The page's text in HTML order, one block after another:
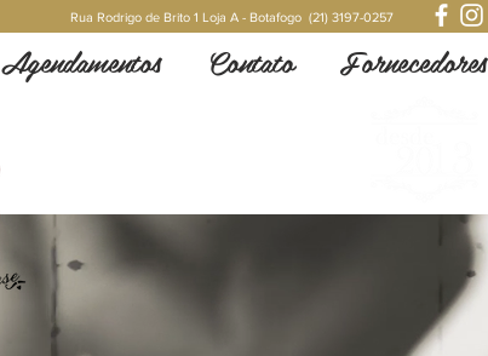
Rua Rodrigo de Brito 1 Loja A - Botafogo (21) 3197-0257
Agendamentos Contato Fornecedores